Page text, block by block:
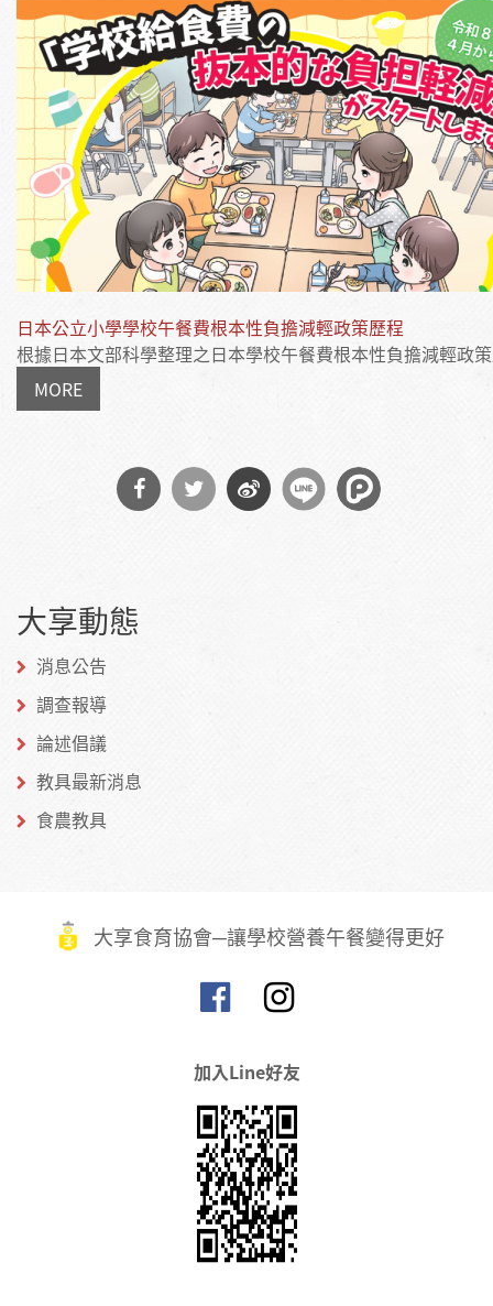
日本公立小學學校午餐費根本性負擔減輕政策歷程
根據日本文部科學整理之日本學校午餐費根本性負擔減輕政
MORE
Facebook
大享動態
消息公告
調查報導
論述倡議
教具最新消息
食農教具
大享食育協會─讓學校營養午餐變得更好
加入Line好友